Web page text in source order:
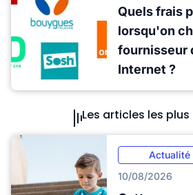
Quels frais
lorsqu'on
fournisseur
Internet ?
Les articles les
Actualité
10/08/2026